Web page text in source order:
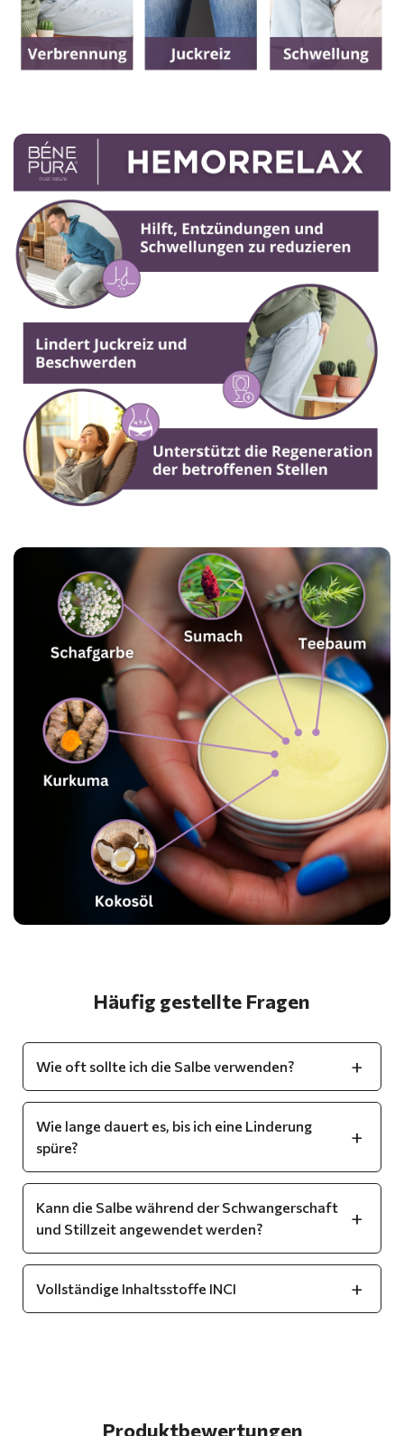
Häufig gestellte Fragen
Wie oft sollte ich die Salbe verwenden?
Wie lange dauert es, bis ich eine Linderung
spüre?
Kann die Salbe während der Schwangerschaft
und Stillzeit angewendet werden?
Vollständige Inhaltsstoffe INCI
Produktbewertungen